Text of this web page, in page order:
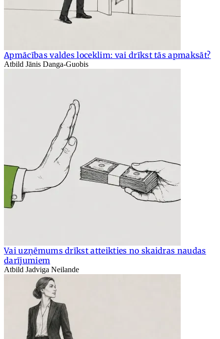
Apmācības valdes loceklim: vai drīkst tās apmaksāt?
Atbild Jānis Danga-Guobis
Vai uzņēmums drīkst atteikties no skaidras naudas
darījumiem
Atbild Jadviga Neilande